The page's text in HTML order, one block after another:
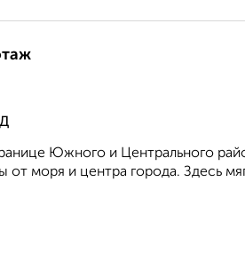
Южного и Центрального
от моря и центра города. Здесь